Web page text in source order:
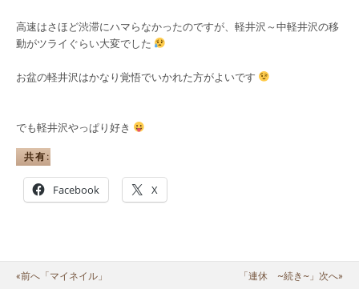
高速はさほど渋滞にハマらなかったのですが、軽井沢～中軽井沢の移
動がツライぐらい大変でした
お盆の軽井沢はかなり覚悟でいかれた方がよいです
でも軽井沢やっぱり好き
共有:
Facebook X
«前へ「マイネイル」 「連休 ~続き~」次へ»